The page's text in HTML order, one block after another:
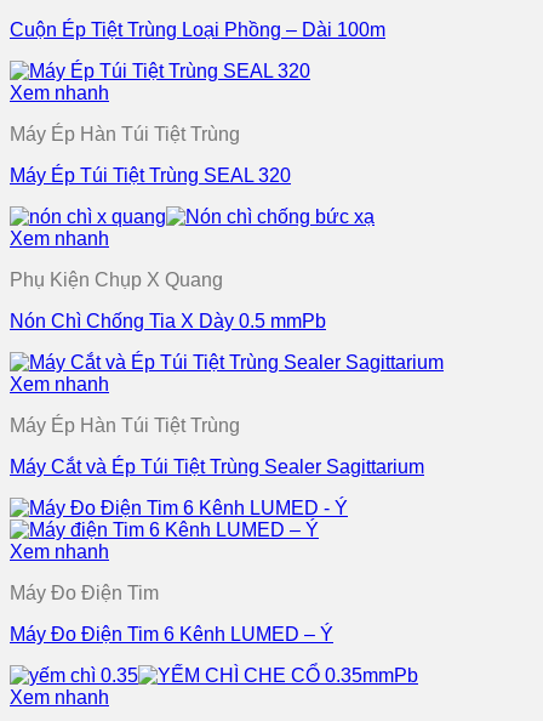
Cuộn Ép Tiệt Trùng Loại Phồng – Dài 100m
Xem nhanh
Máy Ép Hàn Túi Tiệt Trùng
Máy Ép Túi Tiệt Trùng SEAL 320
Xem nhanh
Phụ Kiện Chụp X Quang
Nón Chì Chống Tia X Dày 0.5 mmPb
Xem nhanh
Máy Ép Hàn Túi Tiệt Trùng
Máy Cắt và Ép Túi Tiệt Trùng Sealer Sagittarium
Xem nhanh
Máy Đo Điện Tim
Máy Đo Điện Tim 6 Kênh LUMED – Ý
Xem nhanh